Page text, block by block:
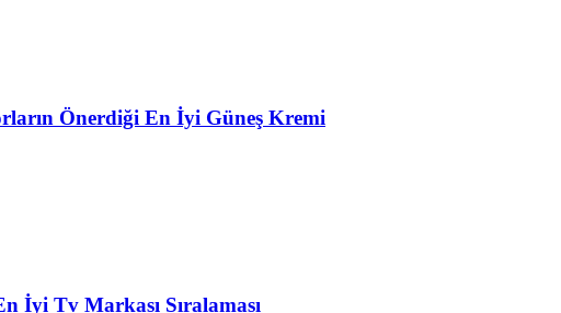
Önerdiği En İyi Güneş Kremi
İyi Tv Markası Sıralaması